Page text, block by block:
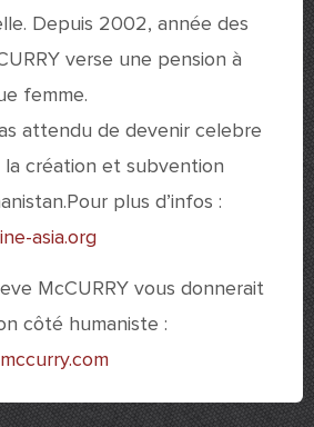
Depuis 2002, année des
verse une pension à
femme.
attendu de devenir celebre
la création et subvention
plus d’infos :
asia.org
McCURRY vous donnerait
côté humaniste :